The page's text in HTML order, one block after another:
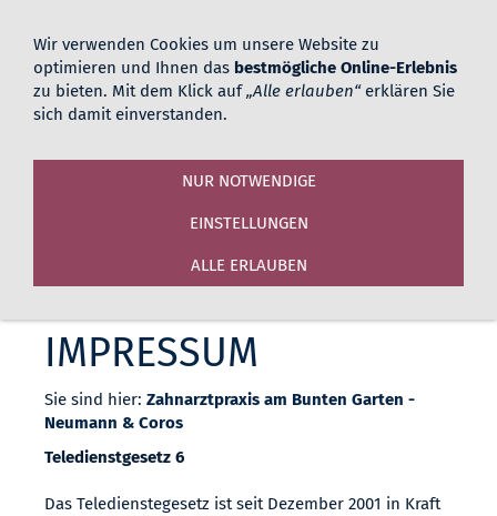
02161 183616
Viersener Straße 50-52, 41061
Mönchengladbach
Navigation einblenden
IMPRESSUM
Sie sind hier: Zahnarztpraxis am Bunten Garten -
Neumann & Coros
Teledienstgesetz 6
Das Teledienstegesetz ist seit Dezember 2001 in Kraft
Wir verwenden Cookies um unsere Website zu
optimieren und Ihnen das bestmögliche Online-Erlebnis
zu bieten. Mit dem Klick auf„Alle erlauben“erklären Sie
sich damit einverstanden.
NUR NOTWENDIGE
EINSTELLUNGEN
ALLE ERLAUBEN